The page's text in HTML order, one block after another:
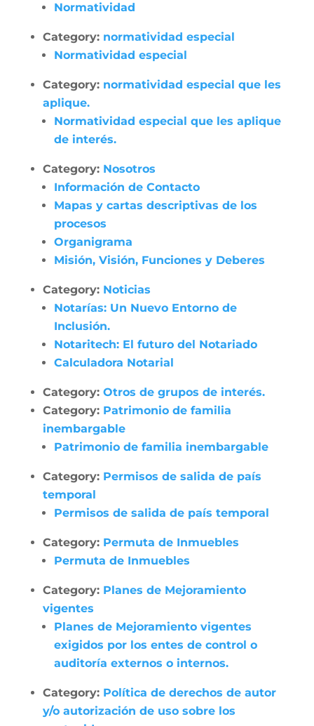
Normatividad
Category: normatividad especial
Normatividad especial
Category: normatividad especial que les
aplique.
Normatividad especial que les aplique
de interés.
Category: Nosotros
Información de Contacto
Mapas y cartas descriptivas de los
procesos
Organigrama
Misión, Visión, Funciones y Deberes
Category: Noticias
Notarías: Un Nuevo Entorno de
Inclusión.
Notaritech: El futuro del Notariado
Calculadora Notarial
Category: Otros de grupos de interés.
Category: Patrimonio de familia
inembargable
Patrimonio de familia inembargable
Category: Permisos de salida de país
temporal
Permisos de salida de país temporal
Category: Permuta de Inmuebles
Permuta de Inmuebles
Category: Planes de Mejoramiento
vigentes
Planes de Mejoramiento vigentes
exigidos por los entes de control o
auditoría externos o internos.
Category: Política de derechos de autor
y/o autorización de uso sobre los